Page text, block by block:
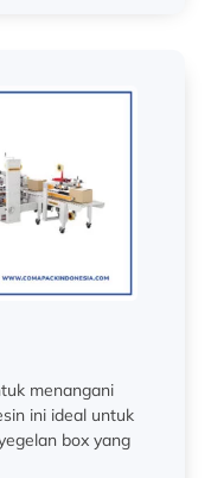
menangani
ini ideal untuk
box yang